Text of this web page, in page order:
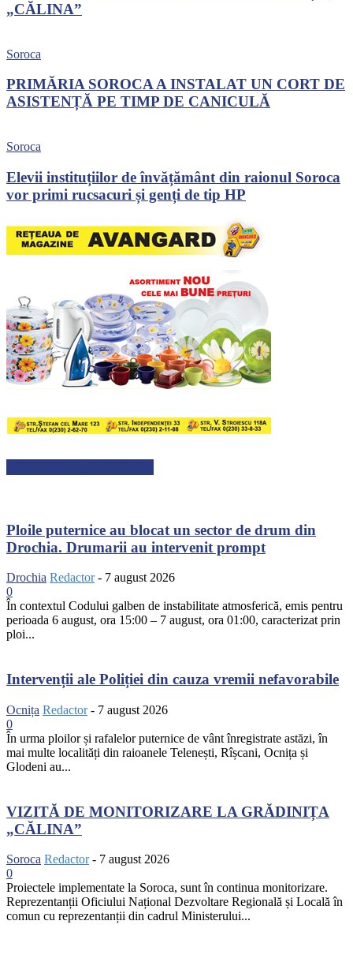
„CĂLINA”
Soroca
PRIMĂRIA SOROCA A INSTALAT UN CORT DE
ASISTENȚĂ PE TIMP DE CANICULĂ
Soroca
Elevii instituțiilor de învățământ din raionul Soroca
vor primi rucsacuri și genți de tip HP
Ploile puternice au blocat un sector de drum din
Drochia. Drumarii au intervenit prompt
Drochia Redactor - 7 august 2026
0
În contextul Codului galben de instabilitate atmosferică, emis pentru
perioada 6 august, ora 15:00 – 7 august, ora 01:00, caracterizat prin
ploi...
Intervenții ale Poliției din cauza vremii nefavorabile
Ocnița Redactor - 7 august 2026
0
În urma ploilor și rafalelor puternice de vânt înregistrate astăzi, în
mai multe localități din raioanele Telenești, Rîșcani, Ocnița și
Glodeni au...
VIZITĂ DE MONITORIZARE LA GRĂDINIȚA
„CĂLINA”
Soroca Redactor - 7 august 2026
0
Proiectele implementate la Soroca, sunt în continua monitorizare.
Reprezentanții Oficiului Național Dezvoltare Regională și Locală în
comun cu reprezentanții din cadrul Ministerului...